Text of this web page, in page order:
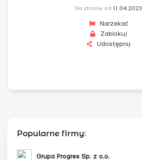
Na stronie od 11.04.2023
Narzekać
Zablokuj
Udostępnij
Popularne firmy:
Grupa Progres Sp. z o.o.